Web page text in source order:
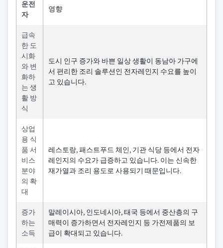
운전
자
영향
급속
한 도
시화
와 변
화하
는 생
활 방
식
도시 인구 증가와 바쁜 일상 생활이 동남아 가구에
서 편리한 조리 솔루션인 전자레인지 수요를 높이
고 있습니다.
상업
용 식
품 서
비스
분야
의 확
대
레스토랑, 패스트푸드 체인, 기관 식당 등에서 전자
레인지의 수요가 급증하고 있습니다. 이는 신속한
재가열과 조리 용도로 사용되기 때문입니다.
증가
하는
소득
말레이시아, 인도네시아, 태국 등에서 중산층의 구
매력이 증가하면서 전자레인지 등 가전제품의 보
급이 확대되고 있습니다.